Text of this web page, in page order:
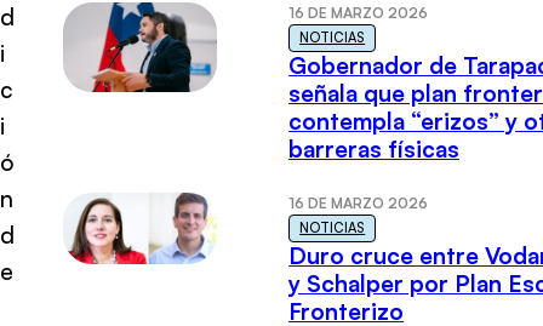
d
i
c
i
ó
n
d
e
16 DE MARZO 2026
NOTICIAS
Gobernador de
señala que plan
contempla “erizos” y
barreras físicas
16 DE MARZO 2026
NOTICIAS
Duro cruce entre
y Schalper por Plan
Fronterizo